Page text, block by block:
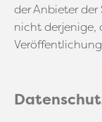
der Anbieter der
nicht derjenige,